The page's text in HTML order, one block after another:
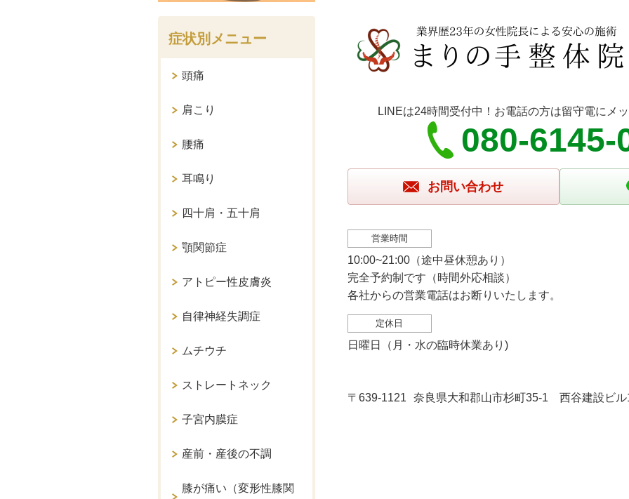
LINEは24時間受付中！お電話の方は留守電にメ
080-6145-
お問い合わせ
営業時間
10:00~21:00（途中昼休憩あり）
完全予約制です（時間外応相談）
各社からの営業電話はお断りいたします。
定休日
日曜日（月・水の臨時休業あり)
〒639-1121 奈良県大和郡山市杉町35-1 西谷
症状別メニュー
頭痛
肩こり
腰痛
耳鳴り
四十肩・五十肩
顎関節症
アトピー性皮膚炎
自律神経失調症
ムチウチ
ストレートネック
子宮内膜症
産前・産後の不調
膝が痛い（変形性膝関